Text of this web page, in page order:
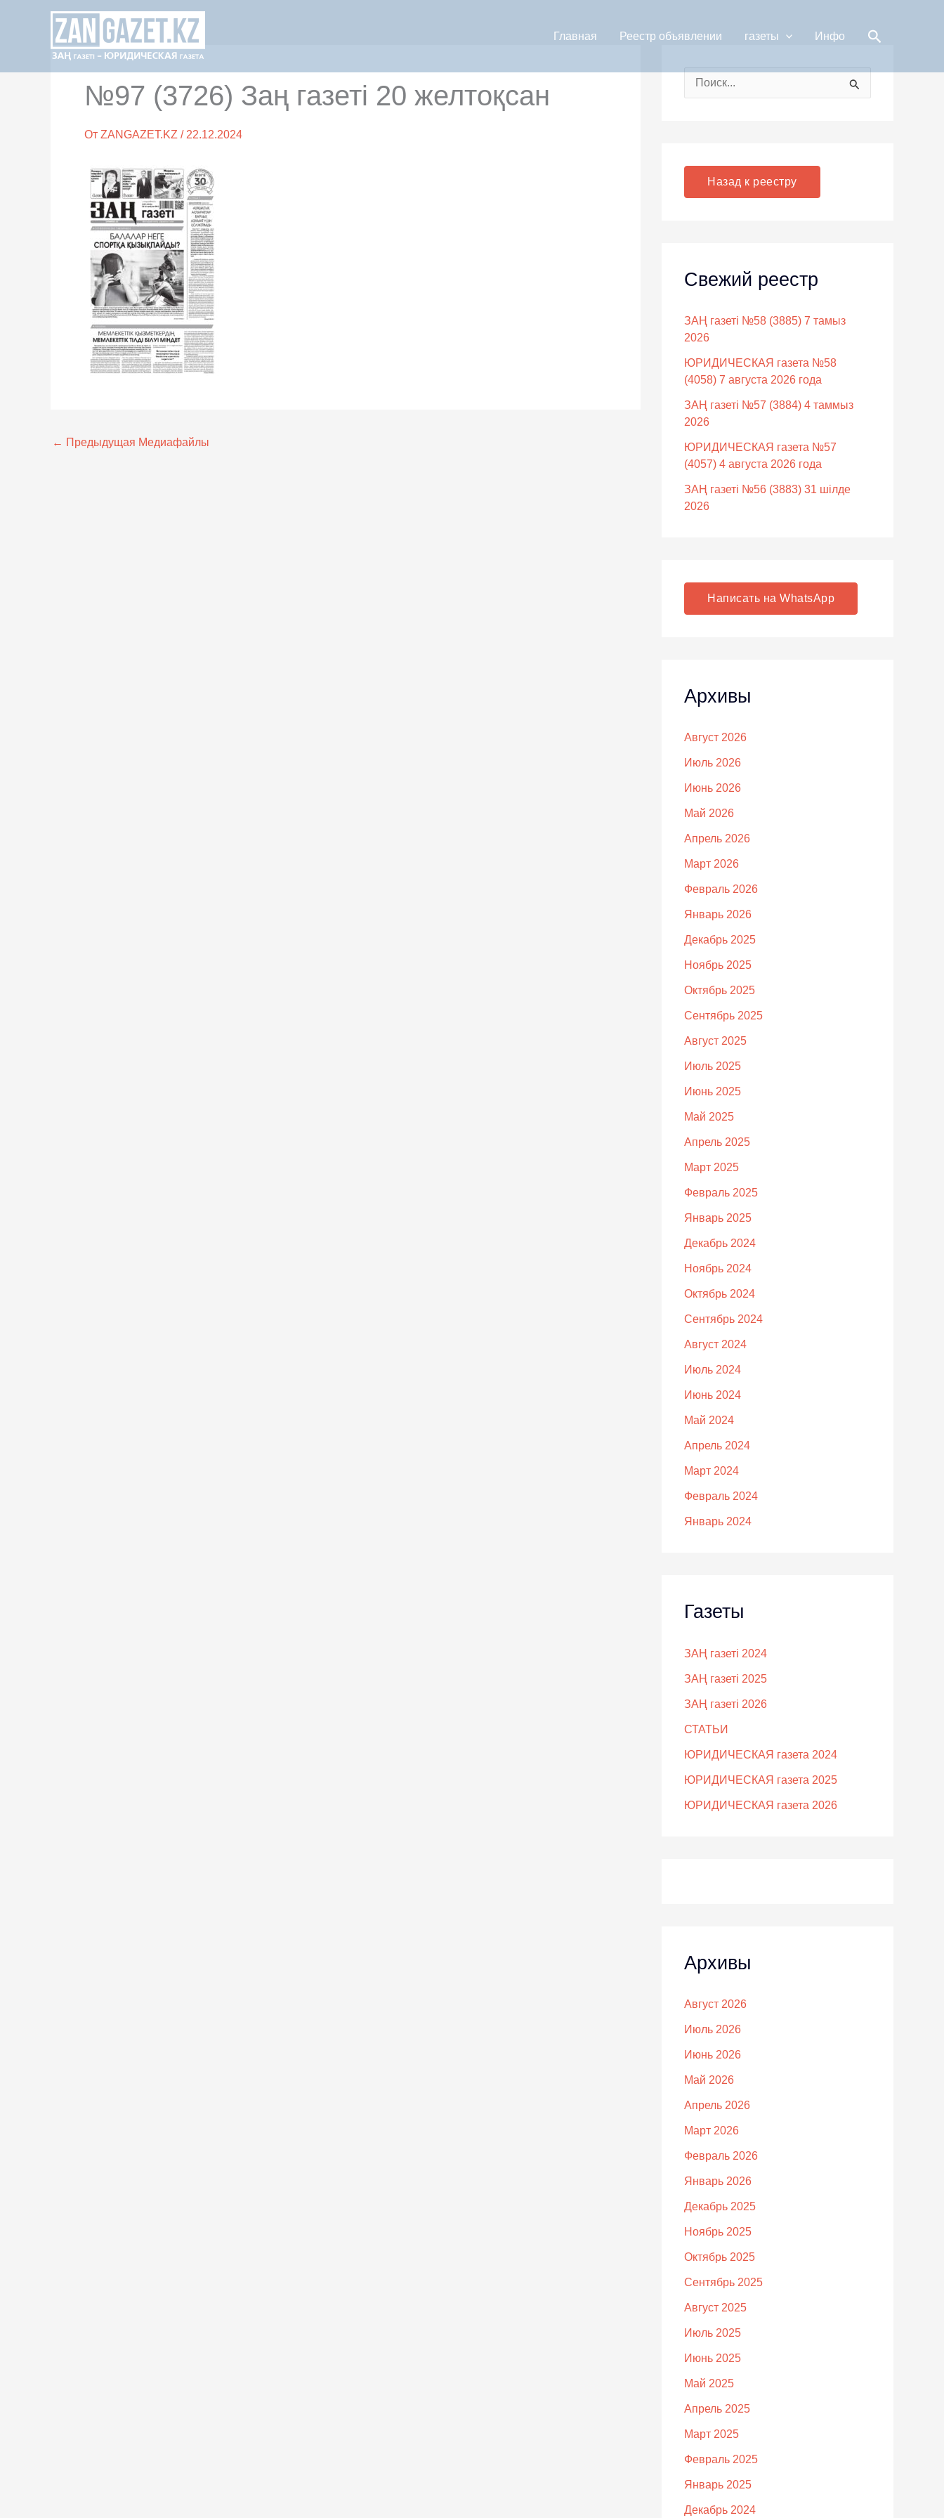
содержимому
Главная Реестр объявлении газеты Инфо Поиск
№97 (3726) Заң газеті 20 желтоқсан
От ZANGAZET.KZ / 22.12.2024
← Предыдущая Медиафайлы
:
Назад к реестру
Свежий реестр
ЗАҢ газеті №58 (3885) 7 тамыз
2026
ЮРИДИЧЕСКАЯ газета №58
(4058) 7 августа 2026 года
ЗАҢ газеті №57 (3884) 4 таммыз
2026
ЮРИДИЧЕСКАЯ газета №57
(4057) 4 августа 2026 года
ЗАҢ газеті №56 (3883) 31 шілде
2026
Написать на WhatsApp
Архивы
Август 2026
Июль 2026
Июнь 2026
Май 2026
Апрель 2026
Март 2026
Февраль 2026
Январь 2026
Декабрь 2025
Ноябрь 2025
Октябрь 2025
Сентябрь 2025
Август 2025
Июль 2025
Июнь 2025
Май 2025
Апрель 2025
Март 2025
Февраль 2025
Январь 2025
Декабрь 2024
Ноябрь 2024
Октябрь 2024
Сентябрь 2024
Август 2024
Июль 2024
Июнь 2024
Май 2024
Апрель 2024
Март 2024
Февраль 2024
Январь 2024
Газеты
ЗАҢ газеті 2024
ЗАҢ газеті 2025
ЗАҢ газеті 2026
СТАТЬИ
ЮРИДИЧЕСКАЯ газета 2024
ЮРИДИЧЕСКАЯ газета 2025
ЮРИДИЧЕСКАЯ газета 2026
Архивы
Август 2026
Июль 2026
Июнь 2026
Май 2026
Апрель 2026
Март 2026
Февраль 2026
Январь 2026
Декабрь 2025
Ноябрь 2025
Октябрь 2025
Сентябрь 2025
Август 2025
Июль 2025
Июнь 2025
Май 2025
Апрель 2025
Март 2025
Февраль 2025
Январь 2025
Декабрь 2024